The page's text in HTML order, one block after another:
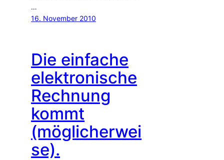
…
16. November 2010
Die einfache
elektronische
Rechnung
kommt
(möglicherwei
se).